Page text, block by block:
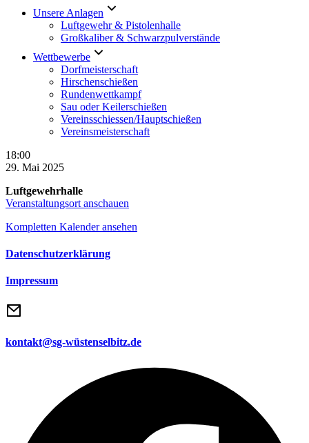
Unsere Anlagen
Luftgewehr & Pistolenhalle
Großkaliber & Schwarzpulverstände
Wettbewerbe
Dorfmeisterschaft
Hirschenschießen
Rundenwettkampf
Sau oder Keilerschießen
Vereinsschiessen/Hauptschießen
Vereinsmeisterschaft
Vereinsmeisterschaft
Luftgewehr
Luftpistole
18:00
29. Mai 2025
Luftgewehrhalle
Veranstaltungsort anschauen
Kompletten Kalender ansehen
Datenschutzerklärung
Impressum
kontakt@sg-wüstenselbitz.de